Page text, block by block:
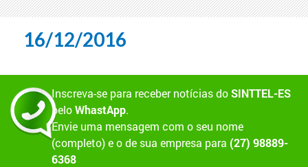
16/12/2016
Inscreva-se para receber notícias doSINTTEL-ES
peloWhastApp.
Envie uma mensagem com o seu nome
(completo) e o de sua empresa para (27) 98889-
6368